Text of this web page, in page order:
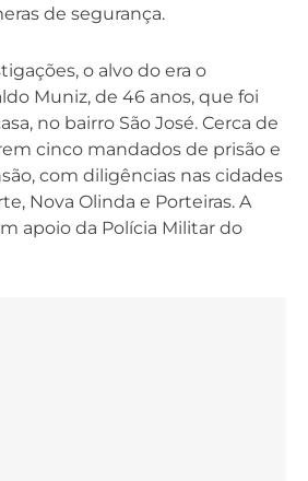
de segurança.
o alvo do era o
Muniz, de 46 anos, que foi
no bairro São José. Cerca de
cinco mandados de prisão e
com diligências nas cidades
Nova Olinda e Porteiras. A
apoio da Polícia Militar do